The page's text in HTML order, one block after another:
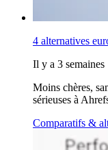
4 alternatives
Il y a 3 semaines
Moins chères,
sérieuses à
Comparatifs &